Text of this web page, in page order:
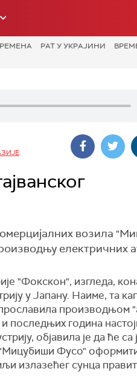
РАТ У УКРАЈИНИ
возила
електричних
"Фокскон", изгледа,
у Јапану. Наиме, та
производњом
последњих година
објавила је да ће са
Фусо"
излазећег сунца